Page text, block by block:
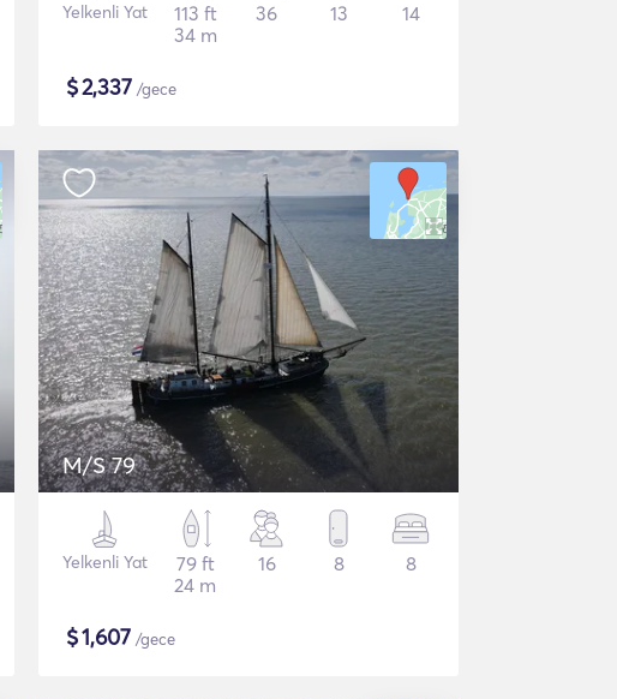
Yelkenli Yat
113 ft
34 m
36 13 14
$2,337 /gece
M/S 79
Yelkenli Yat
79 ft
24 m
16 8 8
$1,607 /gece